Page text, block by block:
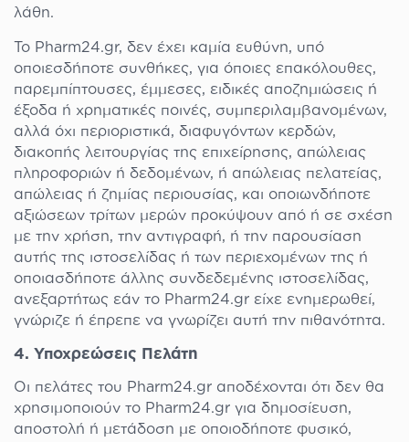
λάθη.
Το Pharm24.gr, δεν έχει καμία ευθύνη, υπό
οποιεσδήποτε συνθήκες, για όποιες επακόλουθες,
παρεμπίπτουσες, έμμεσες, ειδικές αποζημιώσεις ή
έξοδα ή χρηματικές ποινές, συμπεριλαμβανομένων,
αλλά όχι περιοριστικά, διαφυγόντων κερδών,
διακοπής λειτουργίας της επιχείρησης, απώλειας
πληροφοριών ή δεδομένων, ή απώλειας πελατείας,
απώλειας ή ζημίας περιουσίας, και οποιωνδήποτε
αξιώσεων τρίτων μερών προκύψουν από ή σε σχέση
με την χρήση, την αντιγραφή, ή την παρουσίαση
αυτής της ιστοσελίδας ή των περιεχομένων της ή
οποιασδήποτε άλλης συνδεδεμένης ιστοσελίδας,
ανεξαρτήτως εάν το Pharm24.gr είχε ενημερωθεί,
γνώριζε ή έπρεπε να γνωρίζει αυτή την πιθανότητα.
4. Υποχρεώσεις Πελάτη
Οι πελάτες του Pharm24.gr αποδέχονται ότι δεν θα
χρησιμοποιούν το Pharm24.gr για δημοσίευση,
αποστολή ή μετάδοση με οποιοδήποτε φυσικό,